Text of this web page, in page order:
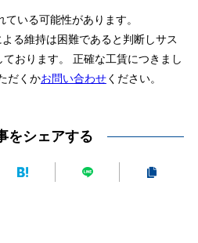
いる可能性があります。
る維持は困難であると判断しサス
おります。 正確な工賃につきまし
だくかお問い合わせください。
をシェアする